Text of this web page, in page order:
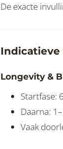
De exacte
Longevity &
Startfase:
Daarna:
Vaak